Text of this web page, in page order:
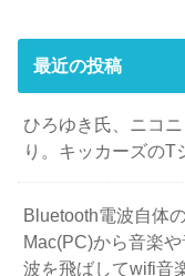
最近の投稿
ひろゆき氏、ニコ
り。キッカーズのT
Bluetooth電波自体
Mac(PC)から音楽
波を飛ばしてwifi音